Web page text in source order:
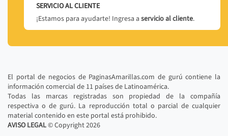
SERVICIO AL CLIENTE
¡Estamos para ayudarte! Ingresa a servicio al cliente.
El portal de negocios de PaginasAmarillas.com de gurú contiene la
información comercial de 11 países de Latinoamérica.
Todas las marcas registradas son propiedad de la compañía
respectiva o de gurú. La reproducción total o parcial de cualquier
material contenido en este portal está prohibido.
AVISO LEGAL© Copyright2026